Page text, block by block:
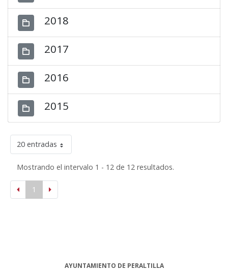
2018
2017
2016
2015
20 entradas
Mostrando el intervalo 1 - 12 de 12 resultados.
1
AYUNTAMIENTO DE PERALTILLA